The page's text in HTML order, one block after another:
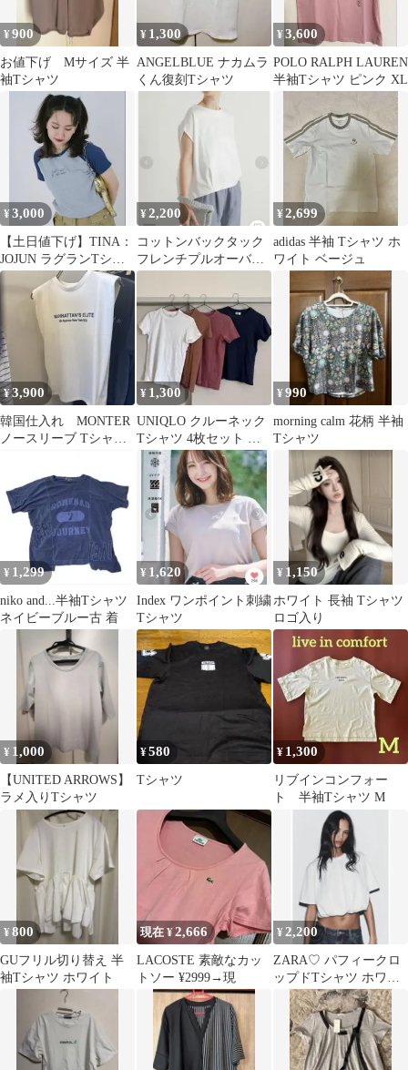
¥900
お値下げ Mサイズ 半
袖Tシャツ
¥ 1,300
ANGELBLUE ナカムラ
くん復刻Tシャツ
¥3,600
POLO RALPH LAUREN
半袖Tシャツ ピンク XL
¥3,000
【土日値下げ】TINA：
JOJUN ラグランTシャ
ツ
¥2,200
コットンバックタック
フレンチプルオーバ
ー ★8月10日にて一旦
出品取り下げ
¥2,699
adidas 半袖 Tシャツ ホ
ワイト ベージュ
¥3,900
韓国仕入れ MONTER
ノースリーブ Tシャツ
¥ 1,300
UNIQLO クルーネック
Tシャツ 4枚セット 半
袖 レディース M
¥990
morning calm 花柄 半袖
Tシャツ
¥ 1,299
niko and...半袖Tシャツ
ネイビーブルー古 着
¥ 1,620
Index ワンポイント刺繍
Tシャツ
¥ 1,150
ホワイト 長袖 Tシャツ
ロゴ入り
¥ 1,000
【UNITED ARROWS】
ラメ入りTシャツ
¥580
Tシャツ
¥ 1,300
リブインコンフォー
ト 半袖Tシャツ M
¥800
GUフリル切り替え 半
袖Tシャツ ホワイト
現在 ¥2,666
LACOSTE 素敵なカッ
トソー ¥2999→現
¥ 2,200
ZARA♡ パフィークロ
ップドTシャツ ホワイ